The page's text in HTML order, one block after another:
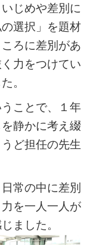
じめや差別に
選択」を題材
ろに差別があ
力をつけてい
。
ことで、１年
静かに考え綴
ど担任の先生
常の中に差別
を一人一人が
ました。